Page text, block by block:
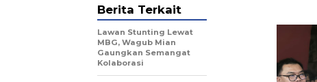
Berita Terkait
Lawan Stunting Lewat
MBG, Wagub Mian
Gaungkan Semangat
Kolaborasi